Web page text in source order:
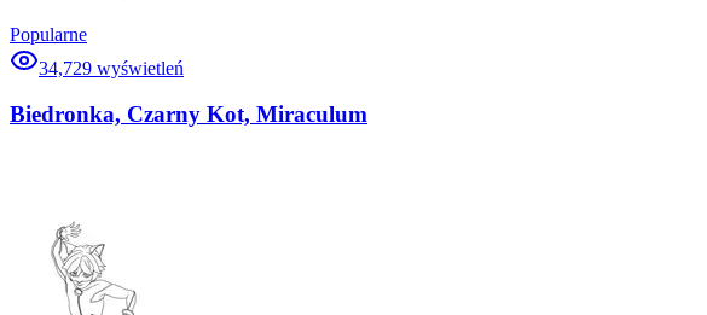
Popularne
34,729 wyświetleń
Biedronka, Czarny Kot, Miraculum